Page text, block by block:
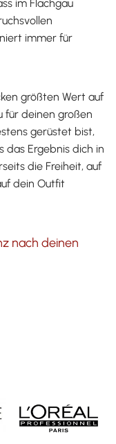
im Flachgau
immer für
größten Wert auf
für deinen großen
gerüstet bist,
das Ergebnis dich in
die Freiheit, auf
dein Outfit
nach deinen